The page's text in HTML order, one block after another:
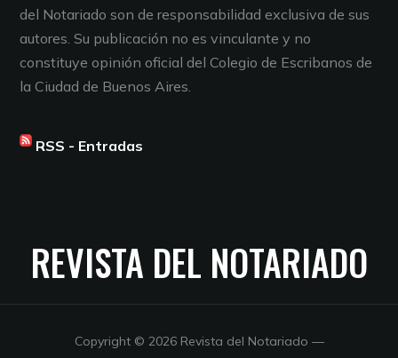
del Notariado son de responsabilidad exclusiva de sus
autores. Su publicación no es vinculante y no
constituye opinión oficial del Colegio de Escribanos de
la Ciudad de Buenos Aires.
RSS - Entradas
REVISTA DEL NOTARIADO
Copyright © 2026 Revista del Notariado —